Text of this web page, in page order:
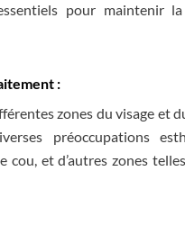
pour maintenir
:
zones du visage et
préoccupations
cou, et d’autres zones